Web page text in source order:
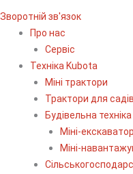
Зворотній зв'язок
Про нас
Сервіс
Технiка Kubota
Міні трактори
Трактори для
Будівельна техніка
Міні-
Міні-